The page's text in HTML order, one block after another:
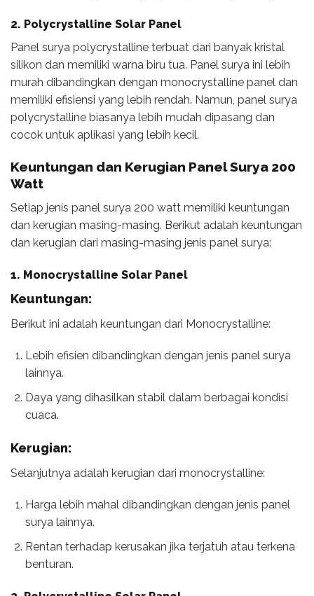
2. Polycrystalline Solar Panel
Panel surya polycrystalline terbuat dari banyak kristal
silikon dan memiliki warna biru tua. Panel surya ini lebih
murah dibandingkan dengan monocrystalline panel dan
memiliki efisiensi yang lebih rendah. Namun, panel surya
polycrystalline biasanya lebih mudah dipasang dan
cocok untuk aplikasi yang lebih kecil.
Keuntungan dan Kerugian Panel Surya 200
Watt
Setiap jenis panel surya 200 watt memiliki keuntungan
dan kerugian masing-masing. Berikut adalah keuntungan
dan kerugian dari masing-masing jenis panel surya:
1. Monocrystalline Solar Panel
Keuntungan:
Berikut ini adalah keuntungan dari Monocrystalline:
Lebih efisien dibandingkan dengan jenis panel surya
lainnya.
Daya yang dihasilkan stabil dalam berbagai kondisi
cuaca.
Kerugian:
Selanjutnya adalah kerugian dari monocrystalline:
Harga lebih mahal dibandingkan dengan jenis panel
surya lainnya.
Rentan terhadap kerusakan jika terjatuh atau terkena
benturan.